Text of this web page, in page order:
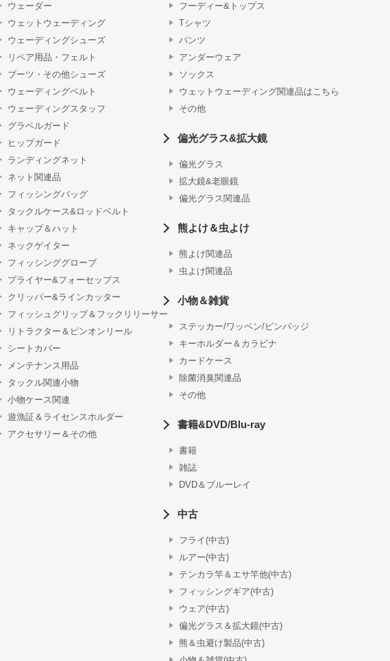
ウェーダー
ウェットウェーディング
ウェーディングシューズ
リペア用品・フェルト
ブーツ・その他シューズ
ウェーディングベルト
ウェーディングスタッフ
グラベルガード
ヒップガード
ランディングネット
ネット関連品
フィッシングバッグ
タックルケース&ロッドベルト
キャップ＆ハット
ネックゲイター
フィッシンググローブ
プライヤー&フォーセップス
クリッパー&ラインカッター
フィッシュグリップ＆フックリリーサー
リトラクター＆ピンオンリール
シートカバー
メンテナンス用品
タックル関連小物
小物ケース関連
遊漁証＆ライセンスホルダー
アクセサリー＆その他
フーディー&トップス
Tシャツ
パンツ
アンダーウェア
ソックス
ウェットウェーディング関連品はこちら
その他
偏光グラス&拡大鏡
偏光グラス
拡大鏡&老眼鏡
偏光グラス関連品
熊よけ＆虫よけ
熊よけ関連品
虫よけ関連品
小物＆雑貨
ステッカー/ワッペン/ピンバッジ
キーホルダー＆カラビナ
カードケース
除菌消臭関連品
その他
書籍&DVD/Blu-ray
書籍
雑誌
DVD＆ブルーレイ
中古
フライ(中古)
ルアー(中古)
テンカラ竿＆エサ竿他(中古)
フィッシングギア(中古)
ウェア(中古)
偏光グラス＆拡大鏡(中古)
熊＆虫避け製品(中古)